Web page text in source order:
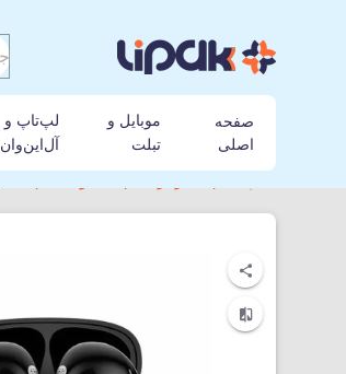
صفحه
اصلی
موبایل و
تبلت
لپ‌تاپ و
آل‌این‌وان